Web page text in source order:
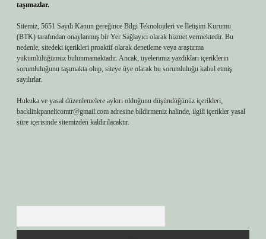
taşımazlar.
Sitemiz, 5651 Sayılı Kanun gereğince Bilgi Teknolojileri ve İletişim Kurumu
(BTK) tarafından onaylanmış bir Yer Sağlayıcı olarak hizmet vermektedir. Bu
nedenle, sitedeki içerikleri proaktif olarak denetleme veya araştırma
yükümlülüğümüz bulunmamaktadır. Ancak, üyelerimiz yazdıkları içeriklerin
sorumluluğunu taşımakta olup, siteye üye olarak bu sorumluluğu kabul etmiş
sayılırlar.
Hukuka ve yasal düzenlemelere aykırı olduğunu düşündüğünüz içerikleri,
backlinkpanelicomtr@gmail.com adresine bildirmeniz halinde, ilgili içerikler yasal
süre içerisinde sitemizden kaldırılacaktır.